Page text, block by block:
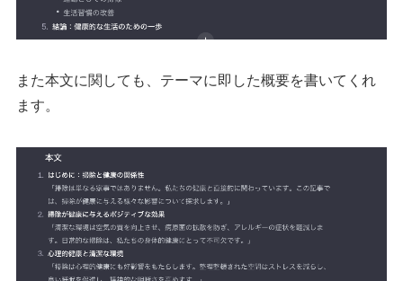
また本文に関しても、テーマに即した概要を書いてくれ
ます。